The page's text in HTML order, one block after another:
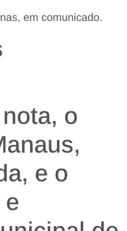
em comunicado.
o
e o